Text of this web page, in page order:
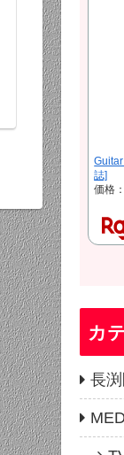
誌]
価格
カ
長渕